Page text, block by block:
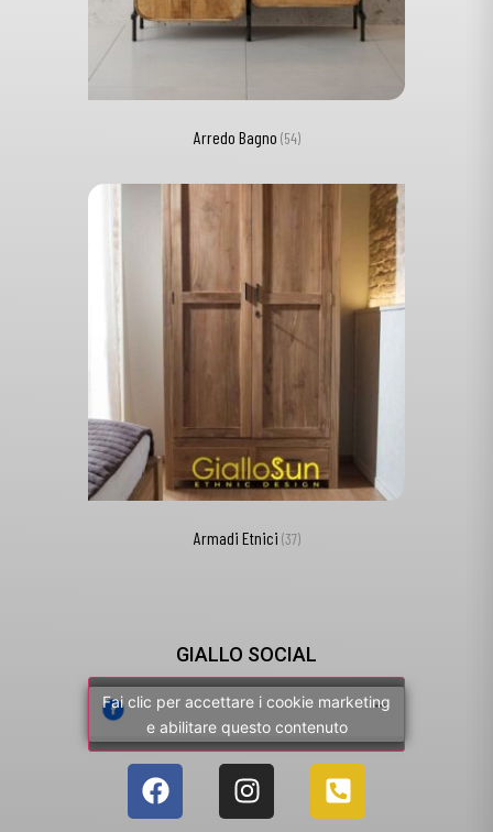
Arredo Bagno (54)
Armadi Etnici (37)
GIALLO SOCIAL
Fai clic per accettare i cookie marketing
e abilitare questo contenuto